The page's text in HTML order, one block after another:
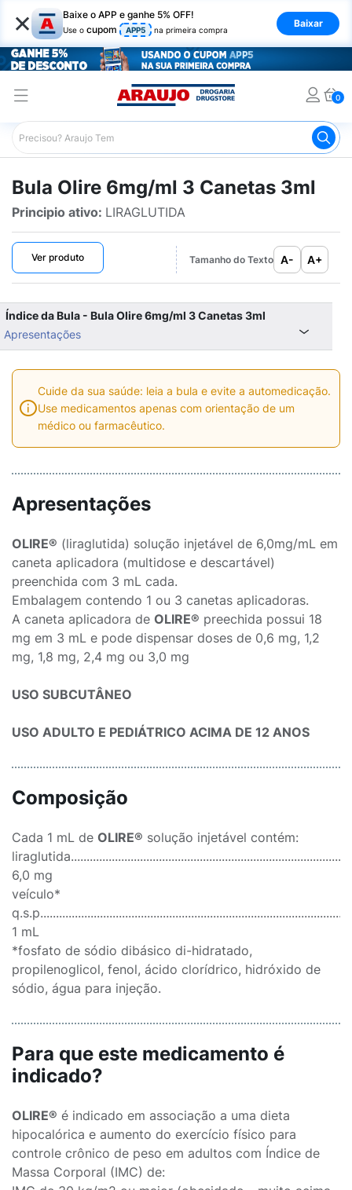
× Baixe o APP e ganhe 5% OFF!
Use o cupom APP5 na primeira compra
Baixar
0
Araujo Bulário Araujo Olire 6mg/ml 3 Canetas 3ml
Bula Olire 6mg/ml 3 Canetas 3ml
Principio ativo: LIRAGLUTIDA
Ver produto Tamanho do Texto A- A+
Índice da Bula - Bula Olire 6mg/ml 3 Canetas 3ml
Apresentações
Cuide da sua saúde: leia a bula e evite a automedicação.
Use medicamentos apenas com orientação de um
médico ou farmacêutico.
Apresentações
OLIRE® (liraglutida) solução injetável de 6,0mg/mL em
caneta aplicadora (multidose e descartável)
preenchida com 3 mL cada.
Embalagem contendo 1 ou 3 canetas aplicadoras.
A caneta aplicadora de OLIRE® preechida possui 18
mg em 3 mL e pode dispensar doses de 0,6 mg, 1,2
mg, 1,8 mg, 2,4 mg ou 3,0 mg
USO SUBCUTÂNEO
USO ADULTO E PEDIÁTRICO ACIMA DE 12 ANOS
Composição
Cada 1 mL de OLIRE® solução injetável contém:
6,0 mg
veículo*
1 mL
*fosfato de sódio dibásico di-hidratado,
propilenoglicol, fenol, ácido clorídrico, hidróxido de
sódio, água para injeção.
Para que este medicamento é
indicado?
OLIRE® é indicado em associação a uma dieta
hipocalórica e aumento do exercício físico para
controle crônico de peso em adultos com Índice de
Massa Corporal (IMC) de: